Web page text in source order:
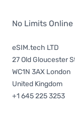
No Limits Online
eSIM.tech LTD
27 Old Gloucester
WC1N 3AX London
United Kingdom
+1 645 225 3253